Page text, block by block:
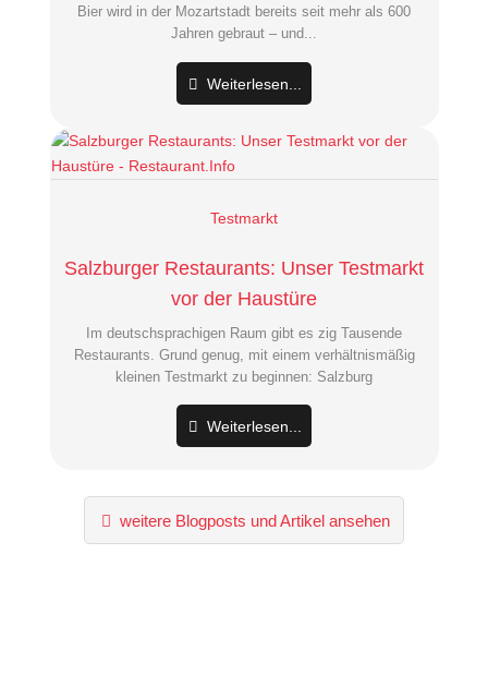
Bier wird in der Mozartstadt bereits seit mehr als 600
Jahren gebraut – und...
Weiterlesen...
Salzburger Restaurants: Unser Testmarkt
vor der Haustüre
Testmarkt
Im deutschsprachigen Raum gibt es zig Tausende
Restaurants. Grund genug, mit einem verhältnismäßig
kleinen Testmarkt zu beginnen: Salzburg
Weiterlesen...
weitere Blogposts und Artikel ansehen